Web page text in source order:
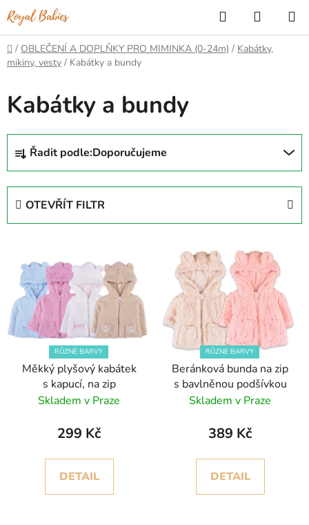
Přejít
na
obsah
Hledat
KOŠÍK
Domů
/ OBLEČENÍ A DOPLŇKY PRO MIMINKA (0-24m) / Kabátky,
mikiny, vesty / Kabátky a bundy
Kabátky a bundy
Ř
z
d
u
k
Řadit podle:Doporučujeme
OTEVŘÍT FILTR
s
p
RŮZNÉ BARVY
Měkký plyšový kabátek
s kapucí, na zip
Skladem v Praze
299 Kč
DETAIL
RŮZNÉ BARVY
Beránková bunda na zip
s bavlněnou podšívkou
Skladem v Praze
389 Kč
DETAIL